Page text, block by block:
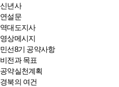
신년사
연설문
역대도지사
영상메시지
민선8기 공약사항
비전과 목표
공약실천계획
경북의 여건